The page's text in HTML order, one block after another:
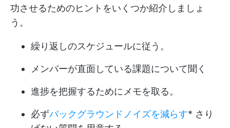
功させるためのヒントをいくつか紹介しましょ
う。
繰り返しのスケジュールに従う。
メンバーが直面している課題について聞く
進捗を把握するためにメモを取る。
必ずバックグラウンドノイズを減らす* さり